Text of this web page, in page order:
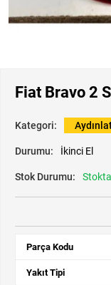
Fiat Bravo 2
Kategori:
Durumu: İkinci El
Stok Durumu:
Parça Kodu
Yakıt Tipi